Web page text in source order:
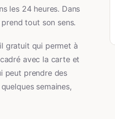
les 24 heures. Dans
tout son sens.
gratuit qui permet à
avec la carte et
peut prendre des
semaines,